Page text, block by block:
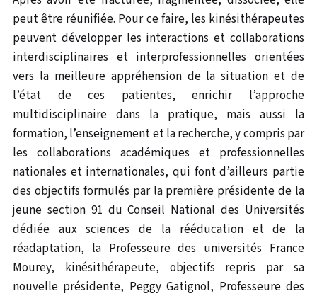
peut être réunifiée. Pour ce faire, les kinésithérapeutes
peuvent développer les interactions et collaborations
interdisciplinaires et interprofessionnelles orientées
vers la meilleure appréhension de la situation et de
l’état de ces patientes, enrichir l’approche
multidisciplinaire dans la pratique, mais aussi la
formation, l’enseignement et la recherche, y compris par
les collaborations académiques et professionnelles
nationales et internationales, qui font d’ailleurs partie
des objectifs formulés par la première présidente de la
jeune section 91 du Conseil National des Universités
dédiée aux sciences de la rééducation et de la
réadaptation, la Professeure des universités France
Mourey, kinésithérapeute, objectifs repris par sa
nouvelle présidente, Peggy Gatignol, Professeure des